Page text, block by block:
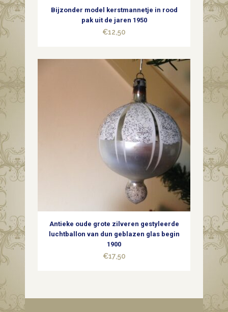
Bijzonder model kerstmannetje in rood
pak uit de jaren 1950
€12,50
Antieke oude grote zilveren gestyleerde
luchtballon van dun geblazen glas begin
1900
€17,50